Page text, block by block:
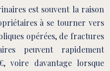
est souvent la raison
à se tourner vers
opérées, de fractures
peuvent rapidement
davantage lorsque